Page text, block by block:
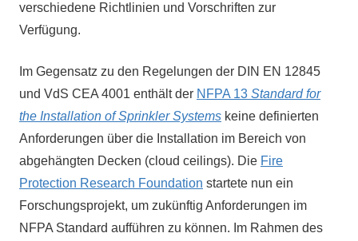
verschiedene Richtlinien und Vorschriften zur
Verfügung.
Im Gegensatz zu den Regelungen der DIN EN 12845
und VdS CEA 4001 enthält der NFPA 13 Standard for
the Installation of Sprinkler Systems keine definierten
Anforderungen über die Installation im Bereich von
abgehängten Decken (cloud ceilings). Die Fire
Protection Research Foundation startete nun ein
Forschungsprojekt, um zukünftig Anforderungen im
NFPA Standard aufführen zu können. Im Rahmen des